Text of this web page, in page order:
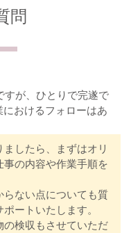
問
すが、ひとりで完遂で
おけるフォローはあ
したら、まずはオリ
の内容や作業手順を
ない点についても質
ートいたします。
の検収もさせていただ